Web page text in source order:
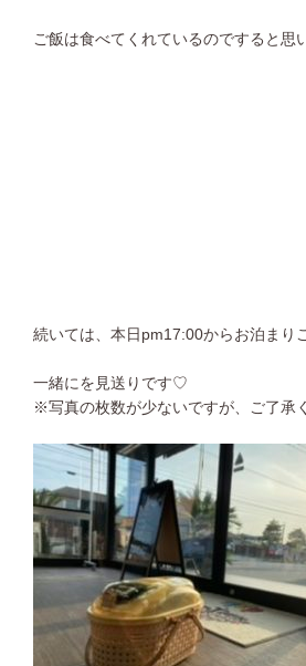
ご飯は食べてくれているのですると
続いては、本日pm17:00からお泊まり
一緒にを見送りです♡
※写真の枚数が少ないですが、ご了承